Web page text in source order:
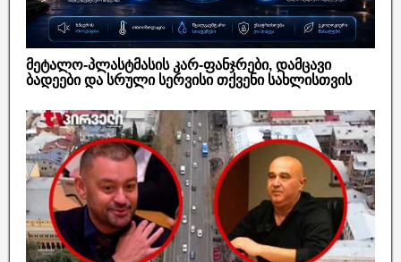
მეტალო-პლასტმასის კარ-ფანჯრები, დამცავი
ბადეები და სრული სერვისი თქვენი სახლისთვის